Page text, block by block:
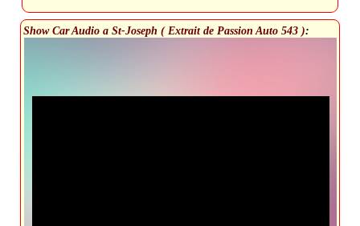
Show Car Audio a St-Joseph ( Extrait de Passion Auto 543 ):